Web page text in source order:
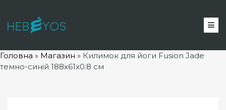
Головна » Магазин » Килимок для йоги Fusion Jade
темно-синій 188x61x0.8 см